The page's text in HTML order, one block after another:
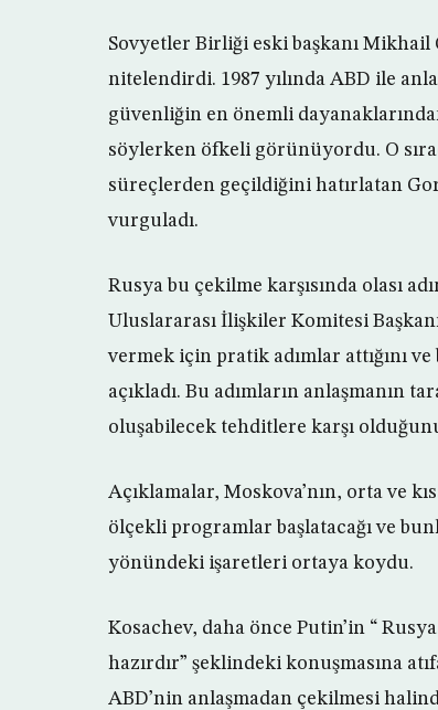
Sovyetler Birliği eski başkanı Mikhail
nitelendirdi. 1987 yılında ABD ile
güvenliğin en önemli
söylerken öfkeli görünüyordu. O
süreçlerden geçildiğini hatırlatan
vurguladı.
Rusya bu çekilme karşısında olası
Uluslararası İlişkiler Komitesi
vermek için pratik adımlar attığını
açıkladı. Bu adımların anlaşmanın
oluşabilecek tehditlere karşı
Açıklamalar, Moskova’nın, orta ve
ölçekli programlar başlatacağı ve
yönündeki işaretleri ortaya koydu.
Kosachev, daha önce Putin’in “
hazırdır” şeklindeki konuşmasına
ABD’nin anlaşmadan çekilmesi